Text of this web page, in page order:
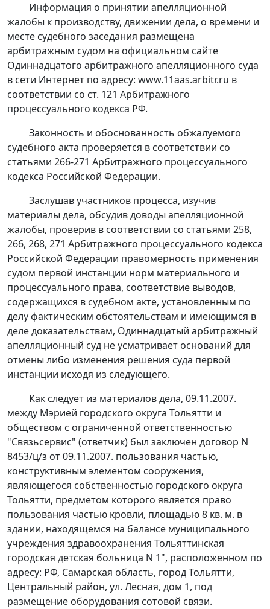
Информация о принятии апелляционной
жалобы к производству, движении дела, о времени и
месте судебного заседания размещена
арбитражным судом на официальном сайте
Одиннадцатого арбитражного апелляционного суда
в сети Интернет по адресу: www.11aas.arbitr.ru в
соответствии со ст. 121 Арбитражного
процессуального кодекса РФ.
Законность и обоснованность обжалуемого
судебного акта проверяется в соответствии со
статьями 266-271 Арбитражного процессуального
кодекса Российской Федерации.
Заслушав участников процесса, изучив
материалы дела, обсудив доводы апелляционной
жалобы, проверив в соответствии со статьями 258,
266, 268, 271 Арбитражного процессуального кодекса
Российской Федерации правомерность применения
судом первой инстанции норм материального и
процессуального права, соответствие выводов,
содержащихся в судебном акте, установленным по
делу фактическим обстоятельствам и имеющимся в
деле доказательствам, Одиннадцатый арбитражный
апелляционный суд не усматривает оснований для
отмены либо изменения решения суда первой
инстанции исходя из следующего.
Как следует из материалов дела, 09.11.2007.
между Мэрией городского округа Тольятти и
обществом с ограниченной ответственностью
"Связьсервис" (ответчик) был заключен договор N
8453/ц/з от 09.11.2007. пользования частью,
конструктивным элементом сооружения,
являющегося собственностью городского округа
Тольятти, предметом которого является право
пользования частью кровли, площадью 8 кв. м. в
здании, находящемся на балансе муниципального
учреждения здравоохранения Тольяттинская
городская детская больница N 1", расположенном по
адресу: РФ, Самарская область, город Тольятти,
Центральный район, ул. Лесная, дом 1, под
размещение оборудования сотовой связи.